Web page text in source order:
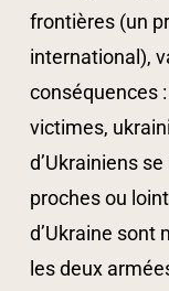
frontières (un
international),
conséquences
victimes,
d’Ukrainiens
proches ou
d’Ukraine sont
les deux